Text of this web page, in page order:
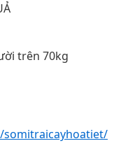
trên 70kg